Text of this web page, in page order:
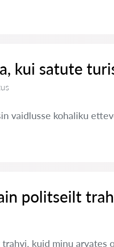
kui satute
vaidlusse kohaliku
politseilt
kuid minu arvates